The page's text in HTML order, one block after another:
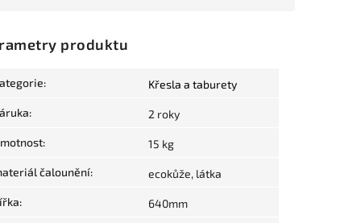
produktu
: Křesla a taburety
: 2 roky
: 15 kg
čalounění: ecokůže, látka
: 640mm